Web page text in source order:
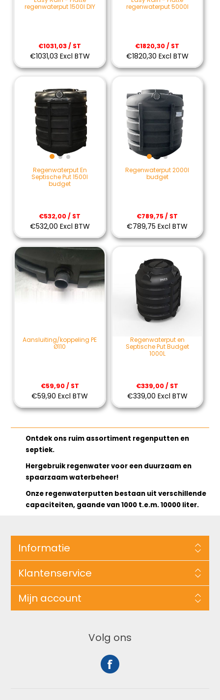
regenwaterput 1500l DIY
€1031,03 / ST
€1031,03 Excl BTW
regenwaterput 5000l
€1820,30 / ST
€1820,30 Excl BTW
Regenwaterput En
Septische Put 1500l
budget
€532,00 / ST
€532,00 Excl BTW
Regenwaterput 2000l
budget
€789,75 / ST
€789,75 Excl BTW
Aansluiting/koppeling PE
Ø110
€59,90 / ST
€59,90 Excl BTW
Regenwaterput en
Septische Put Budget
1000L
€339,00 / ST
€339,00 Excl BTW
Ontdek ons ruim assortiment regenputten en
septiek.
Hergebruik regenwater voor een duurzaam en
spaarzaam waterbeheer!
Onze regenwaterputten bestaan uit verschillende
capaciteiten, gaande van 1000 t.e.m. 10000 liter.
Informatie
Klantenservice
Mijn account
Volg ons